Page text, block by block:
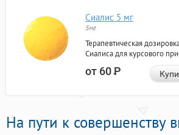
Сиалис 5 мг
5мг
Терапевтическая
Сиалиса для курсового
от 60Р
На пути к совершенству